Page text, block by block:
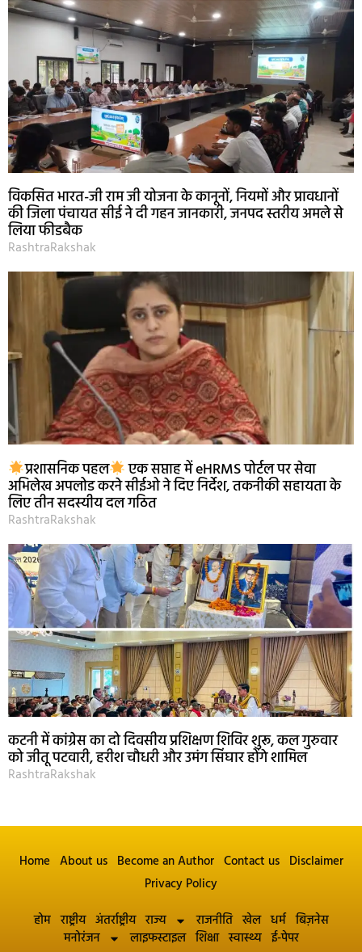
विकसित भारत-जी राम जी योजना के कानूनों, नियमों और प्रावधानों
की जिला पंचायत सीई ने दी गहन जानकारी, जनपद स्तरीय अमले से
लिया फीडबैक
RashtraRakshak
प्रशासनिक पहल एक सप्ताह में eHRMS पोर्टल पर सेवा
अभिलेख अपलोड करने सीईओ ने दिए निर्देश, तकनीकी सहायता के
लिए तीन सदस्यीय दल गठित
RashtraRakshak
कटनी में कांग्रेस का दो दिवसीय प्रशिक्षण शिविर शुरू, कल गुरुवार
को जीतू पटवारी, हरीश चौधरी और उमंग सिंघार होंगे शामिल
RashtraRakshak
Home About us Become an Author Contact us Disclaimer
Privacy Policy
होम राष्ट्रीय अंतर्राष्ट्रीय राज्य राजनीति खेल धर्म बिज़नेस
मनोरंजन
लाइफस्टाइल शिक्षा स्वास्थ्य ई-पेपर